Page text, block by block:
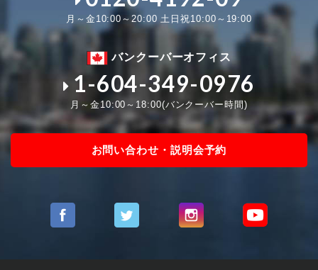
月～金10:00～20:00 土日祝10:00～19:00
バンクーバーオフィス
1-604-349-0976
月～金10:00～18:00(バンクーバー時間)
お問い合わせ・説明会予約